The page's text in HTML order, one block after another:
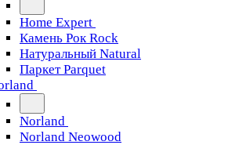
Home Expert
Камень Рок Rock
Натуральный Natural
Паркет Parquet
Norland
Norland Neowood